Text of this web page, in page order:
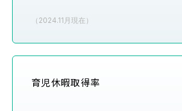
（2024.11月現在）
育児休暇取得率